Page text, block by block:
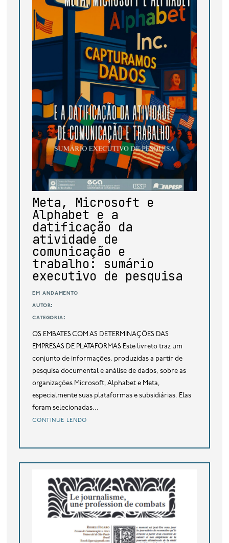
base de dados
publicações na mídia
Meta, Microsoft e
Alphabet e a
datificação da
atividade de
comunicação e
trabalho: sumário
executivo de pesquisa
em andamento
autor:
categoria:
OS EMBATES COM AS DETERMINAÇÕES DAS
EMPRESAS DE PLATAFORMAS Este livreto traz um
conjunto de informações, produzidas a partir de
pesquisa documental e análise de dados, sobre as
organizações Microsoft, Alphabet e Meta,
especialmente suas plataformas e subsidiárias. Elas
foram selecionadas...
continue lendo